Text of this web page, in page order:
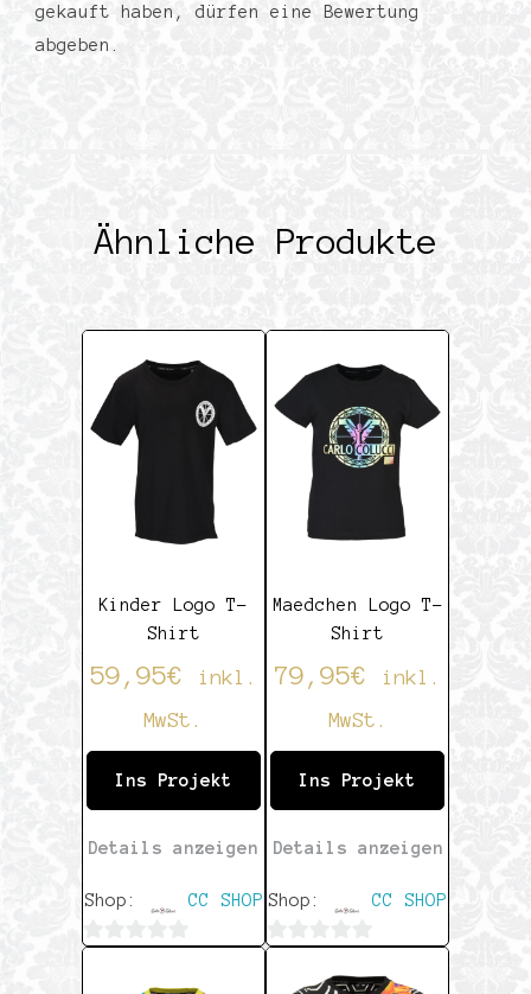
gekauft haben, dürfen eine Bewertung
abgeben.
Ähnliche Produkte
Kinder Logo T-
Shirt
59,95€
inkl.
MwSt.
Ins Projekt
Details anzeigen
Shop: CC SHOP
0
Maedchen Logo T-
Shirt
79,95€
inkl.
MwSt.
Ins Projekt
Details anzeigen
Shop: CC SHOP
von